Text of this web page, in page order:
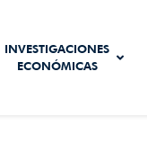
INVESTIGACIONES
ECONÓMICAS